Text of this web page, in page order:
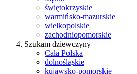
świętokrzyskie
warmińsko-mazurskie
wielkopolskie
zachodniopomorskie
Szukam dziewczyny
Cała Polska
dolnośląskie
kujawsko-pomorskie